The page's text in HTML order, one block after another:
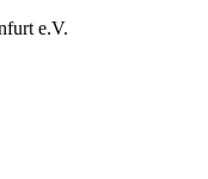
e.V.